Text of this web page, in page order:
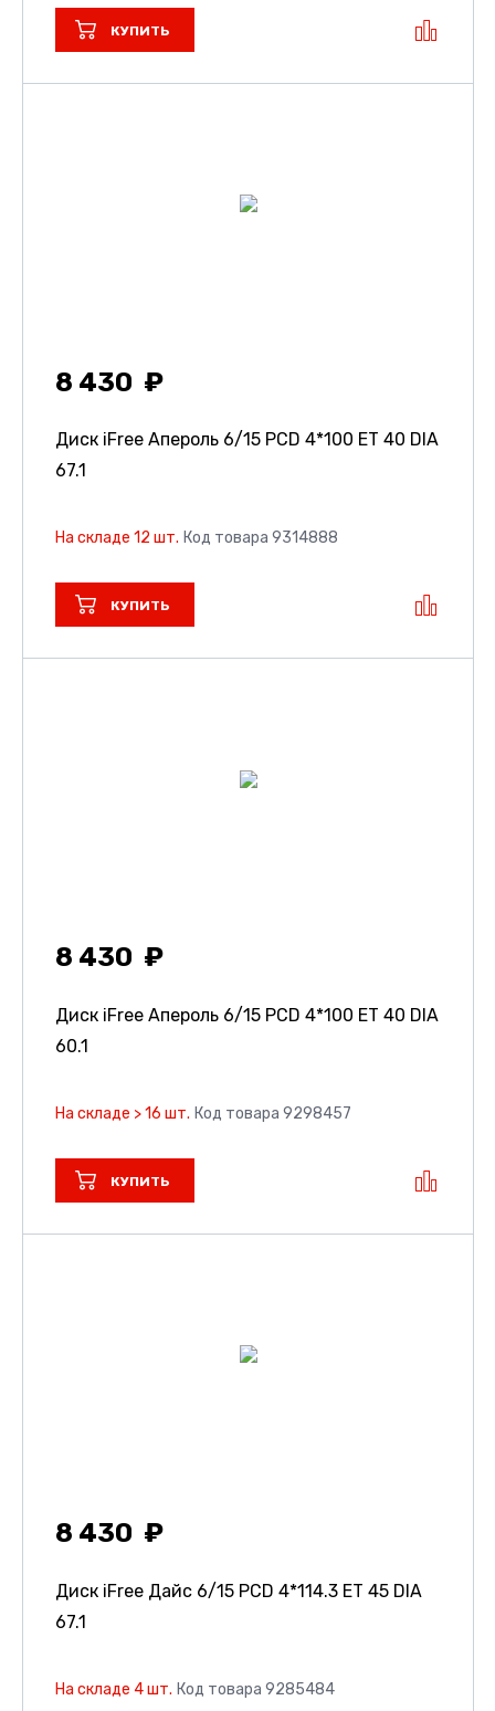
КУПИТЬ
8 430
Диск iFree Апероль 6/15 PCD 4*100 ET 40 DIA
67.1
На складе 12 шт. Код товара 9314888
КУПИТЬ
8 430
Диск iFree Апероль 6/15 PCD 4*100 ET 40 DIA
60.1
На складе > 16 шт. Код товара 9298457
КУПИТЬ
8 430
Диск iFree Дайс 6/15 PCD 4*114.3 ET 45 DIA
67.1
На складе 4 шт. Код товара 9285484